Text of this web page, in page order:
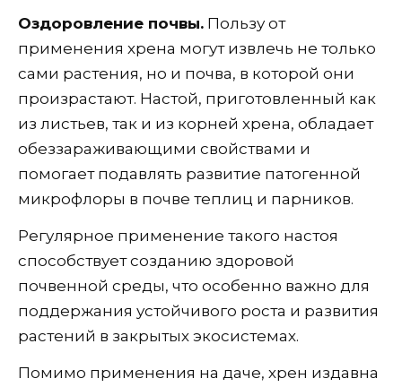
Оздоровление почвы. Пользу от
применения хрена могут извлечь не только
сами растения, но и почва, в которой они
произрастают. Настой, приготовленный как
из листьев, так и из корней хрена, обладает
обеззараживающими свойствами и
помогает подавлять развитие патогенной
микрофлоры в почве теплиц и парников.
Регулярное применение такого настоя
способствует созданию здоровой
почвенной среды, что особенно важно для
поддержания устойчивого роста и развития
растений в закрытых экосистемах.
Помимо применения на даче, хрен издавна